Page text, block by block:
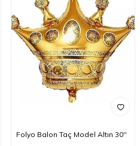
Folyo Balon Taç Model Altın 30''